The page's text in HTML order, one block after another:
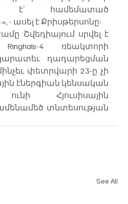
է՝ համեմատած
ասել է Քրիսթերսոնը:
Շվեդիայում սրվել է
4 ռեակտորի
դադարեցման
փետրվարի 23-ը չի
էներգիան կենսական
ունի Հյուսիսային
տնտեսության
See All